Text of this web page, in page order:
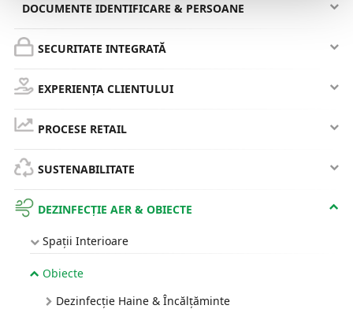
DOCUMENTE IDENTIFICARE & PERSOANE
SECURITATE INTEGRATĂ
EXPERIENȚA CLIENTULUI
PROCESE RETAIL
SUSTENABILITATE
DEZINFECȚIE AER & OBIECTE
Spații Interioare
Obiecte
Dezinfecție Haine & Încălțăminte